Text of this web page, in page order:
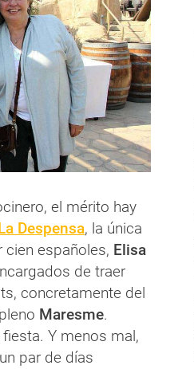
el mérito hay
Despensa, la única
españoles, Elisa
de traer
concretamente del
Maresme.
Y menos mal,
par de días